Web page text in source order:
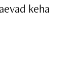
keha